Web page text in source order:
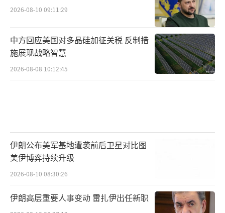
2026-08-10 09:11:29
中方回应美国对多晶硅加征关税 反制措
施展现战略智慧
2026-08-08 10:12:45
伊朗公布美军基地遭袭前后卫星对比图
美伊博弈持续升级
2026-08-10 08:30:26
伊朗高层重要人事变动 雷扎伊出任新职